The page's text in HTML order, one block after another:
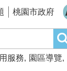
桃園市政府
服務 園區導覽